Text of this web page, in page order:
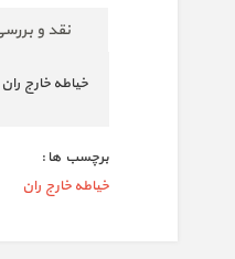
نقد و
خیاطه خارج ران
برچسب ها :
خیاطه خارج ران